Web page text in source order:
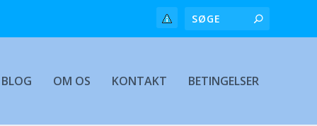
BLOG OM OS KONTAKT BETINGELSER